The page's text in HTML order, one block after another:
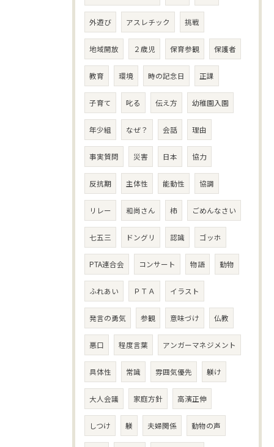
外遊び アスレチック 挑戦
地域開放 ２歳児 保育参観 保護者
教育 環境 時の記念日 正課
子育て 叱る 伝え方 幼稚園入園
年少組 なぜ？ 会話 理由
事実質問 災害 日本 協力
反抗期 主体性 能動性 協調
リレー 和尚さん 柿 ごめんなさい
七五三 ドングリ 認識 ゴッホ
PTA連合会 コンサート 物語 動物
ふれあい ＰＴＡ イラスト
発言の勇気 参観 意味づけ 仏教
悪口 程度言葉 アンガーマネジメント
具体性 常識 雰囲気優先 躾け
大人会議 家庭方針 高濱正伸
しつけ 躾 夫婦関係 動物の声